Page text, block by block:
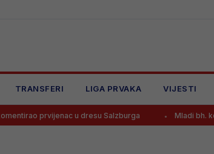
TRANSFERI LIGA PRVAKA VIJESTI
dresu Salzburga Mladi bh. košarkaši danas